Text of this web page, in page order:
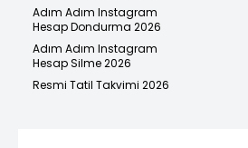
Adım Adım Instagram
Hesap Dondurma 2026
Adım Adım Instagram
Hesap Silme 2026
Resmi Tatil Takvimi 2026